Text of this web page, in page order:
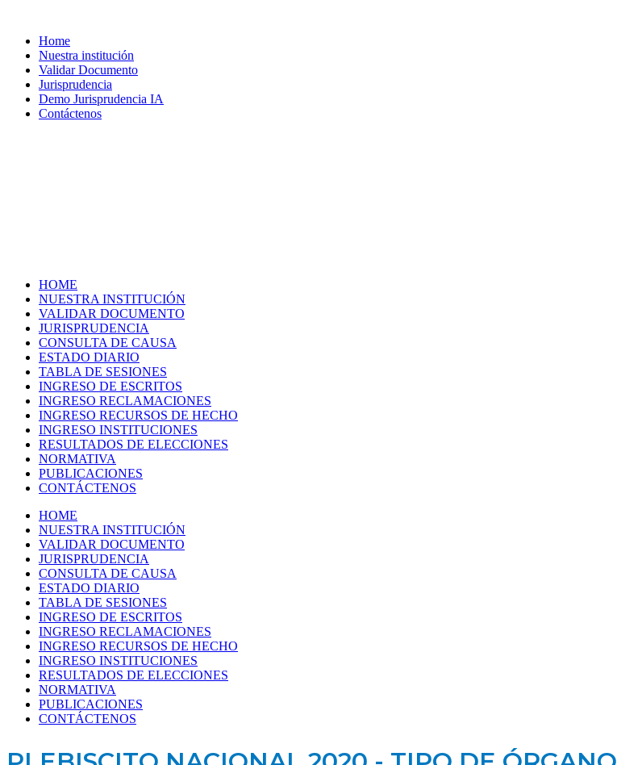
Home
Nuestra institución
Validar Documento
Jurisprudencia
Demo Jurisprudencia IA
Contáctenos
HOME
NUESTRA INSTITUCIÓN
VALIDAR DOCUMENTO
JURISPRUDENCIA
CONSULTA DE CAUSA
ESTADO DIARIO
TABLA DE SESIONES
INGRESO DE ESCRITOS
INGRESO RECLAMACIONES
INGRESO RECURSOS DE HECHO
INGRESO INSTITUCIONES
RESULTADOS DE ELECCIONES
NORMATIVA
PUBLICACIONES
CONTÁCTENOS
HOME
NUESTRA INSTITUCIÓN
VALIDAR DOCUMENTO
JURISPRUDENCIA
CONSULTA DE CAUSA
ESTADO DIARIO
TABLA DE SESIONES
INGRESO DE ESCRITOS
INGRESO RECLAMACIONES
INGRESO RECURSOS DE HECHO
INGRESO INSTITUCIONES
RESULTADOS DE ELECCIONES
NORMATIVA
PUBLICACIONES
CONTÁCTENOS